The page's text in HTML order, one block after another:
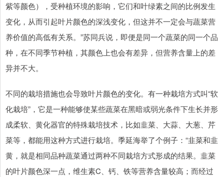
紫等颜色），受种植环境的影响，它们和叶绿素之间的比例发生
变化，从而引起叶片颜色的深浅变化，但这并不一定会与蔬菜营
养价值的高低有关系。”苏同兵说，即便是同一个蔬菜的同一个品
种，在不同季节种植，其颜色上也会有差异，但营养含量上的差
异并不大。
不同的栽培措施也会导致叶片颜色的变化。有一种栽培方式叫“软
化栽培”，它是一种能够使某些蔬菜在黑暗或弱光条件下生长并形
成柔软、黄化器官的特殊栽培技术，比如韭菜、大蒜、大葱、芹
菜等，都能用这种方式进行栽培。季延海举了个例子：“韭菜和韭
黄，就是相同品种蔬菜通过两种不同栽培方式形成的结果。韭菜
的叶片颜色深一点，维生素C、钙、铁等营养含量较高；而经过